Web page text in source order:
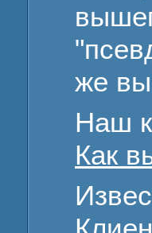
же
Наш
Как